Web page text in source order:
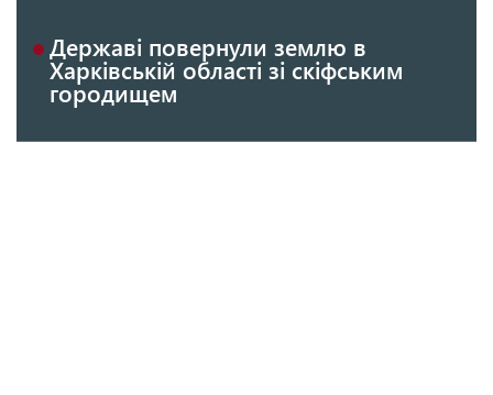
Державі повернули землю в
Харківській області зі скіфським
городищем